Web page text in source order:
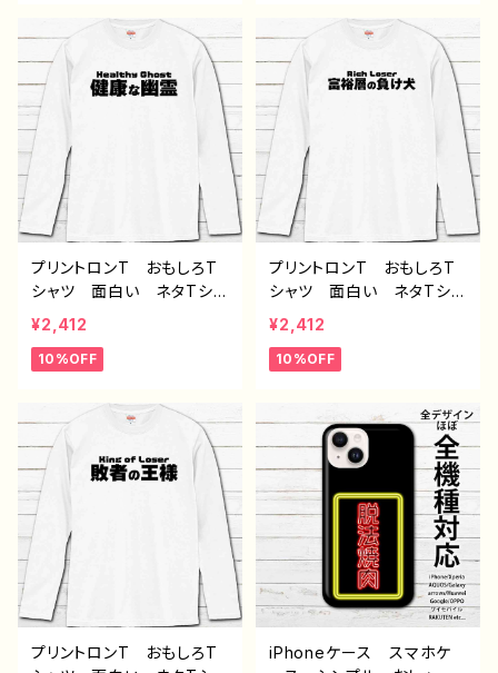
ーター 絵師 クリエイタ
ー オリジナル デザイ
ン コラボ グッズ 長袖
Tシャツ ロングTシャツ
タイトル：敗者の王様（グレ
ー） 作：んごミック G-6
ーター 絵師 クリエイタ
ー オリジナル デザイ
ン コラボ グッズ 長袖
Tシャツ ロングTシャツ
タイトル：デブ界のスリム（ホ
ワイト） 作：んごミック G
-6
プリントロンT おもしろT
シャツ 面白い ネタTシャ
ツ ユニーク 文字 かわ
いい メンズ レディー
ス おしゃれ おすすめ
ーター 絵師 クリエイタ
ー オリジナル デザイ
ン コラボ グッズ 長袖
Tシャツ ロングTシャツ
タイトル：健康な幽霊（ホワ
イト） 作：んごミック G-6
¥2,412
10%OFF
プリントロンT おもしろT
シャツ 面白い ネタTシャ
ツ ユニーク 文字 かわ
いい メンズ レディー
ス おしゃれ おすすめ
ーター 絵師 クリエイタ
ー オリジナル デザイ
ン コラボ グッズ 長袖
Tシャツ ロングTシャツ
タイトル：富裕層の負け犬
（ホワイト） 作：んごミッ
¥2,412
10%OFF
プリントロンT おもしろT
iPhoneケース スマホケ